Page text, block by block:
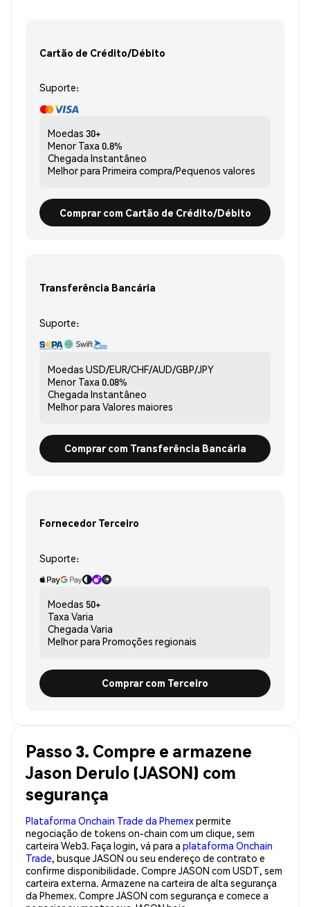
Cartão de Crédito/Débito
Suporte:
Moedas 30+
Menor Taxa 0.8%
Chegada Instantâneo
Melhor para Primeira compra/Pequenos valores
Comprar com Cartão de Crédito/Débito
Transferência Bancária
Suporte:
Moedas USD/EUR/CHF/AUD/GBP/JPY
Menor Taxa 0.08%
Chegada Instantâneo
Melhor para Valores maiores
Comprar com Transferência Bancária
Fornecedor Terceiro
Suporte:
Moedas 50+
Taxa Varia
Chegada Varia
Melhor para Promoções regionais
Comprar com Terceiro
Passo 3. Compre e armazene
Jason Derulo (JASON) com
segurança
Plataforma Onchain Trade da Phemexpermite
negociação de tokens on-chain com um clique, sem
carteira Web3. Faça login, vá para a plataforma Onchain
Trade, busque JASON ou seu endereço de contrato e
confirme disponibilidade. Compre JASON com USDT, sem
carteira externa. Armazene na carteira de alta segurança
da Phemex. Compre JASON com segurança e comece a